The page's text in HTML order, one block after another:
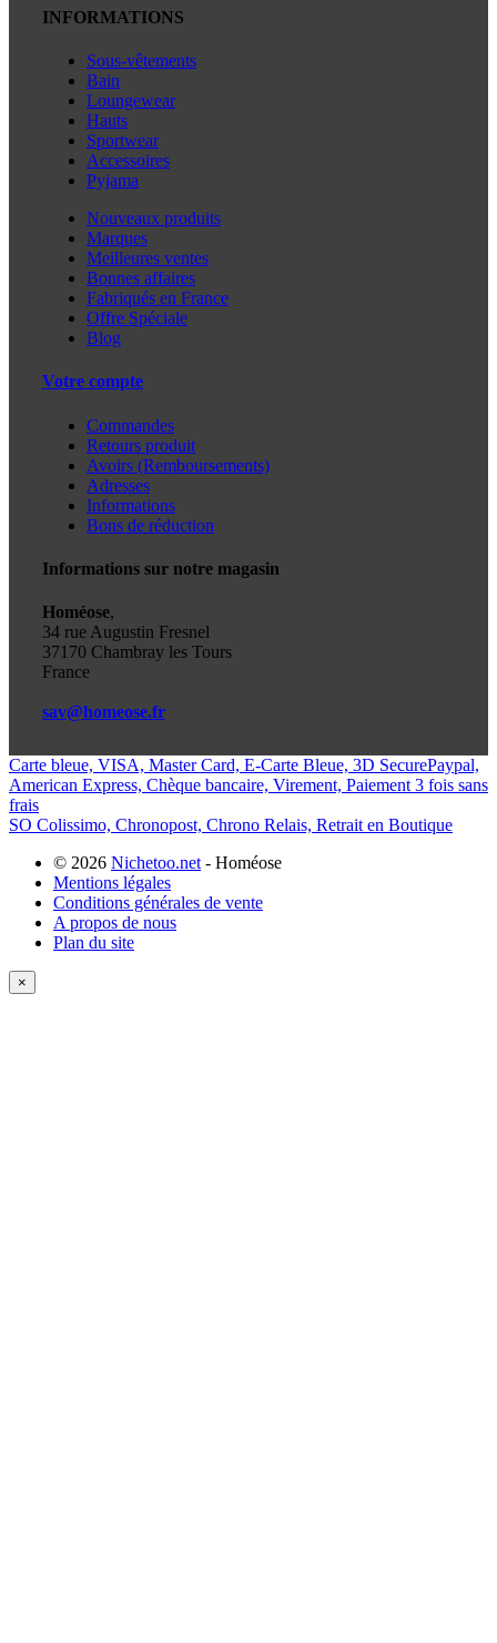
INFORMATIONS
Sous-vêtements
Bain
Loungewear
Hauts
Sportwear
Accessoires
Pyjama
Nouveaux produits
Marques
Meilleures ventes
Bonnes affaires
Fabriqués en France
Offre Spéciale
Blog
Votre compte
Commandes
Retours produit
Avoirs (Remboursements)
Adresses
Informations
Bons de réduction
Informations sur notre magasin
Homéose,
34 rue Augustin Fresnel
37170 Chambray les Tours
France
sav@homeose.fr
Carte bleue, VISA, Master Card, E-Carte Bleue, 3D SecurePaypal,
American Express, Chèque bancaire, Virement, Paiement 3 fois sans
frais
SO Colissimo, Chronopost, Chrono Relais, Retrait en Boutique
© 2026 Nichetoo.net - Homéose
Mentions légales
Conditions générales de vente
A propos de nous
Plan du site
×